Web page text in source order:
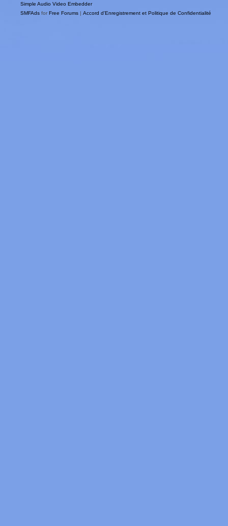
Simple Audio Video Embedder
SMFAds for Free Forums Accord d'Enregistrement et Politique de Confidentialité